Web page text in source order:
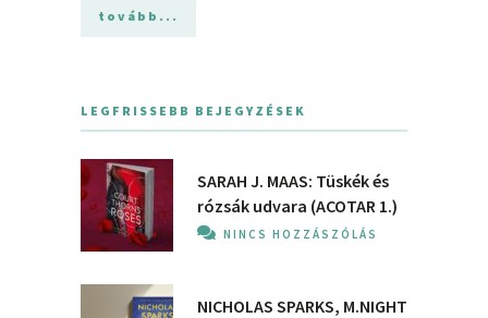
tovább...
LEGFRISSEBB BEJEGYZÉSEK
SARAH J. MAAS: Tüskék és
rózsák udvara (ACOTAR 1.)
NINCS HOZZÁSZÓLÁS
NICHOLAS SPARKS, M.NIGHT